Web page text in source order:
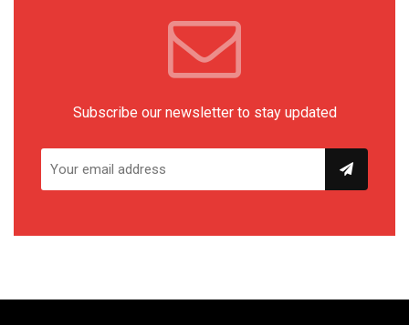
Subscribe our newsletter to stay updated